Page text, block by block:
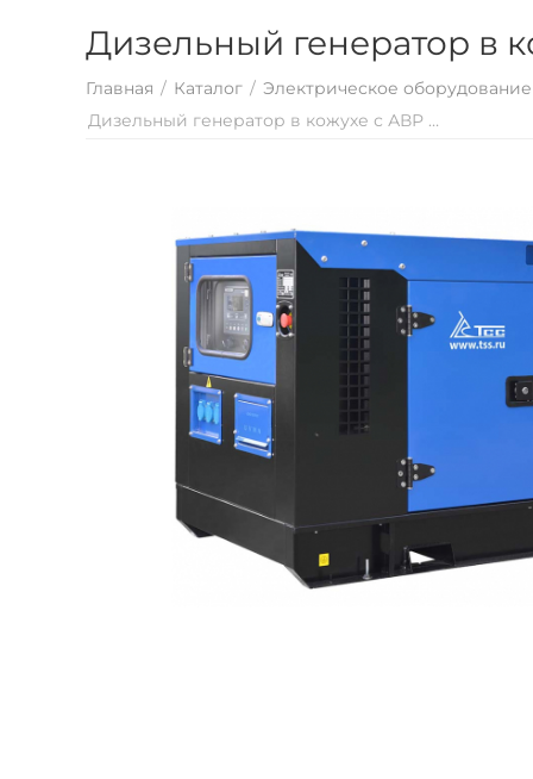
Дизельный генератор в
Главная / Каталог / Электрическое оборудование
Дизельный генератор в кожухе с АВР 200 кВт ТСС АД-200С-Т400-2РКМ5